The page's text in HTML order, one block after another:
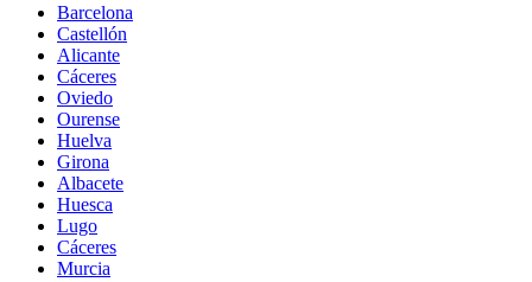
Barcelona
Castellón
Alicante
Cáceres
Oviedo
Ourense
Huelva
Girona
Albacete
Huesca
Lugo
Cáceres
Murcia